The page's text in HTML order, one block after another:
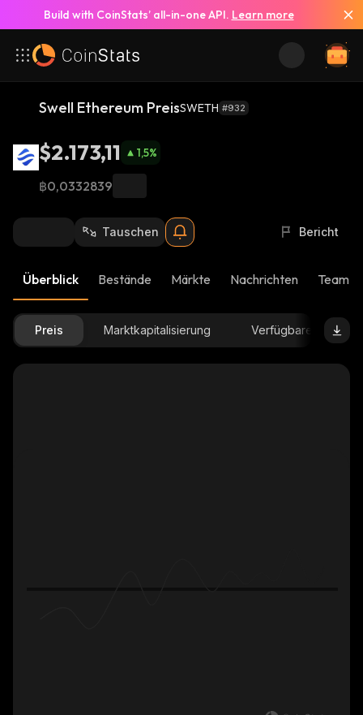
Build with CoinStats’ all-in-one API. Learn more
Swell Ethereum PreisSWETH #932
$2.173,11 1,5%
฿0,0332839
Tauschen Bericht
Überblick Bestände Märkte Nachrichten Team-
Preis Marktkapitalisierung Verfügbare Menge